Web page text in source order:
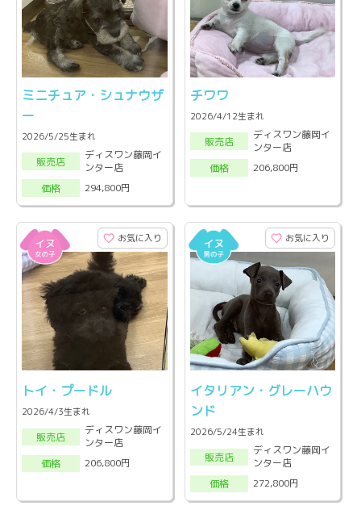
ミニチュア・シュナウザ
ー
2026/5/25生まれ
販売店
ディスワン藤岡イ
ンター店
価格
294,800円
チワワ
2026/4/12生まれ
販売店
ディスワン藤岡イ
ンター店
価格
206,800円
お気に入り
トイ・プードル
2026/4/3生まれ
販売店
ディスワン藤岡イ
ンター店
価格
206,800円
お気に入り
イタリアン・グレーハウ
ンド
2026/5/24生まれ
販売店
ディスワン藤岡イ
ンター店
価格
272,800円